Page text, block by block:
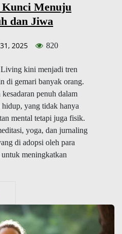
Menuju
dan Jiwa
2025 820
kini menjadi tren
di gemari banyak orang.
penuh dalam
yang tidak hanya
mental tetapi juga fisik.
yoga, dan jurnaling
di adopsi oleh para
meningkatkan